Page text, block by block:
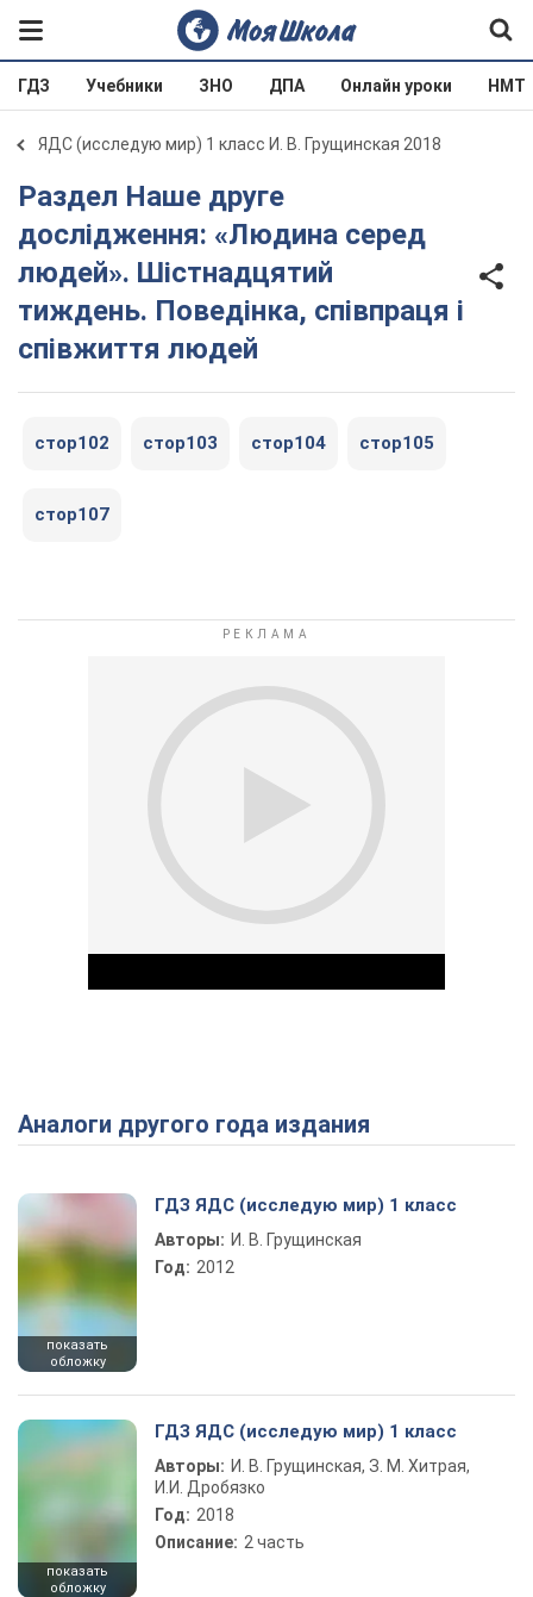
ГДЗ Учебники ЗНО ДПА Онлайн уроки НМТ
ЯДС (исследую мир) 1 класс И. В. Грущинская 2018
Раздел Наше друге
дослідження: «Людина серед
людей». Шістнадцятий
тиждень. Поведінка, співпраця і
співжиття людей
стор102 стор103 стор104 стор105
стор107
Play Video
Аналоги другого года издания
показать
обложку
ГДЗ ЯДС (исследую мир) 1 класс
Авторы: И. В. Грущинская
Год: 2012
показать
обложку
ГДЗ ЯДС (исследую мир) 1 класс
Авторы: И. В. Грущинская, З. М. Хитрая,
И.И. Дробязко
Год: 2018
Описание: 2 часть